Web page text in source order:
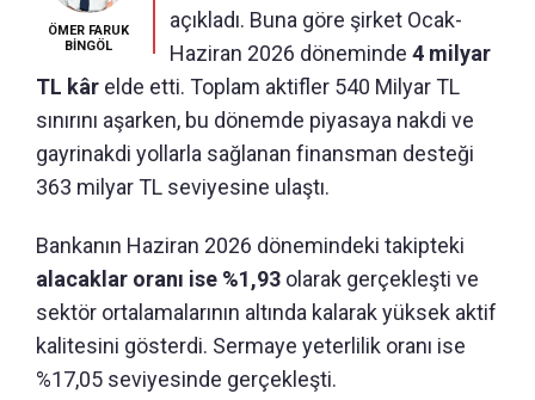
ÖMER FARUK
BİNGÖL
açıkladı. Buna göre şirket Ocak-
Haziran 2026 döneminde 4 milyar
TL kâr elde etti. Toplam aktifler 540 Milyar TL
sınırını aşarken, bu dönemde piyasaya nakdi ve
gayrinakdi yollarla sağlanan finansman desteği
363 milyar TL seviyesine ulaştı.
Bankanın Haziran 2026 dönemindeki takipteki
alacaklar oranı ise %1,93 olarak gerçekleşti ve
sektör ortalamalarının altında kalarak yüksek aktif
kalitesini gösterdi. Sermaye yeterlilik oranı ise
%17,05 seviyesinde gerçekleşti.